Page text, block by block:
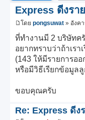
Express ดีงรา
โดย pongsuwat » อังค
ที่ทำงานมี 2 บริษัทค
อยากทราบว่าถ้าเร
(143 ให้มีรายการอ
หรือมีวิธีเรียกข้อมูล
ขอบคุณครับ
Re: Express ดีง